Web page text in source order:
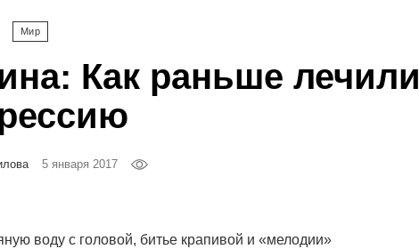
Мир
Как раньше лечили
5 января 2017
воду с головой, битье крапивой и «мелодии»